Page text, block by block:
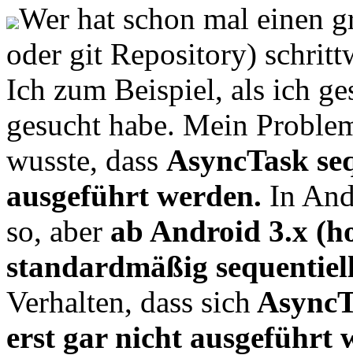
Wer hat schon mal einen
oder git Repository)
Ich zum Beispiel, als ich
gesucht habe. Mein
wusste, dass AsyncTask
ausgeführt werden. In
so, aber ab Android 3.x
standardmäßig
Verhalten, dass sich
erst gar nicht ausgeführt